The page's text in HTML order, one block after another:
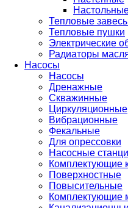
Тепловые
Тепловые пушки
Электрические
Радиаторы
Насосы
Насосы
Дренажные
Скважинные
Циркуляционные
Вибрационные
Фекальные
Для опрессовки
Насосные
Комплектующие
Поверхностные
Повысительные
Комплектующие